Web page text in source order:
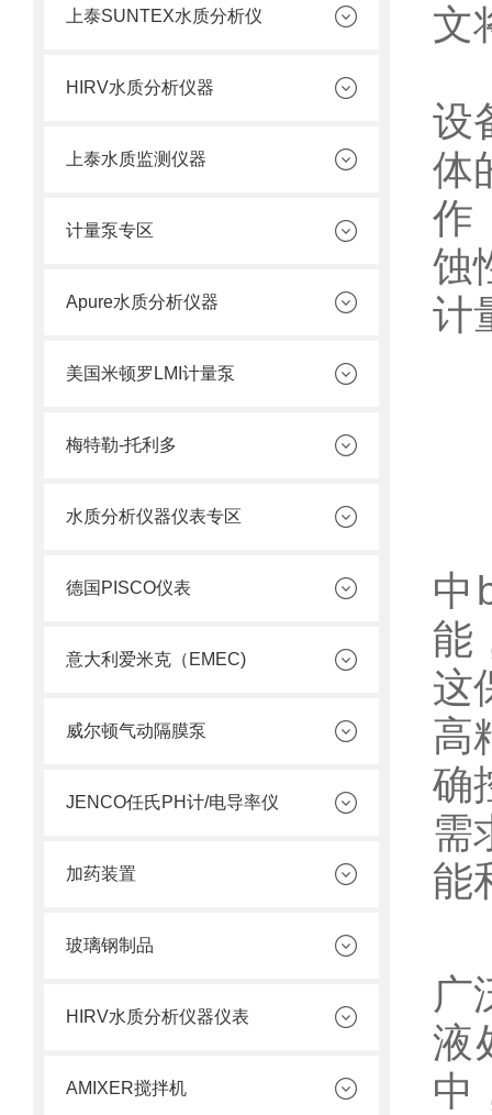
上泰SUNTEX水质分析仪
HIRV水质分析仪器
上泰水质监测仪器
计量泵专区
Apure水质分析仪器
美国米顿罗LMI计量泵
梅特勒-托利多
水质分析仪器仪表专区
德国PISCO仪表
意大利爱米克（EMEC)
威尔顿气动隔膜泵
JENCO任氏PH计/电导率仪
加药装置
玻璃钢制品
HIRV水质分析仪器仪表
AMIXER搅拌机
文
设
体
作
蚀
计
中
能
这
高
确
需
能
广
液
中